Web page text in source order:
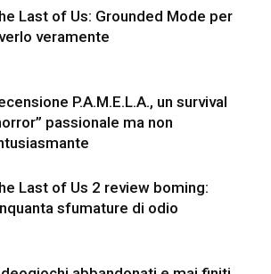
Last of Us: Grounded Mode per
veramente
P.A.M.E.L.A., un survival
passionale ma non
Last of Us 2 review boming:
sfumature di odio